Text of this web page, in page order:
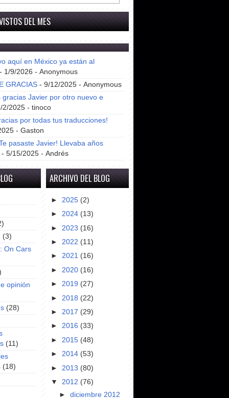
DEL MES
aquí en México ya están al
1/9/2026 - Anonymous
GRACIAS - 9/12/2025 - Anonymous
gracias Javier por otro nuevo e
2025 - tinoco
por todas tus traducciones!
- Gaston
pasaste Javier! Llevaba años
- 5/15/2025 - Andrés
(3)
On Cars
opinión
(28)
(11)
(18)
ARCHIVO DEL BLOG
► 2025 (2)
► 2024 (13)
► 2023 (16)
► 2022 (11)
► 2021 (16)
► 2020 (16)
► 2019 (27)
► 2018 (22)
► 2017 (29)
► 2016 (33)
► 2015 (48)
► 2014 (53)
► 2013 (80)
▼ 2012 (76)
►diciembre 2012